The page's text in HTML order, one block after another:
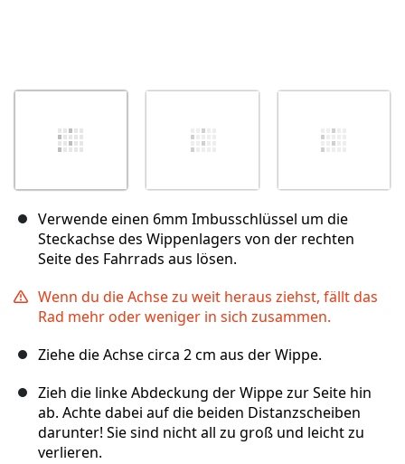
Verwende einen 6mm Imbusschlüssel um die
Steckachse des Wippenlagers von der rechten
Seite des Fahrrads aus lösen.
Wenn du die Achse zu weit heraus ziehst, fällt das
Rad mehr oder weniger in sich zusammen.
Ziehe die Achse circa 2 cm aus der Wippe.
Zieh die linke Abdeckung der Wippe zur Seite hin
ab. Achte dabei auf die beiden Distanzscheiben
darunter! Sie sind nicht all zu groß und leicht zu
verlieren.